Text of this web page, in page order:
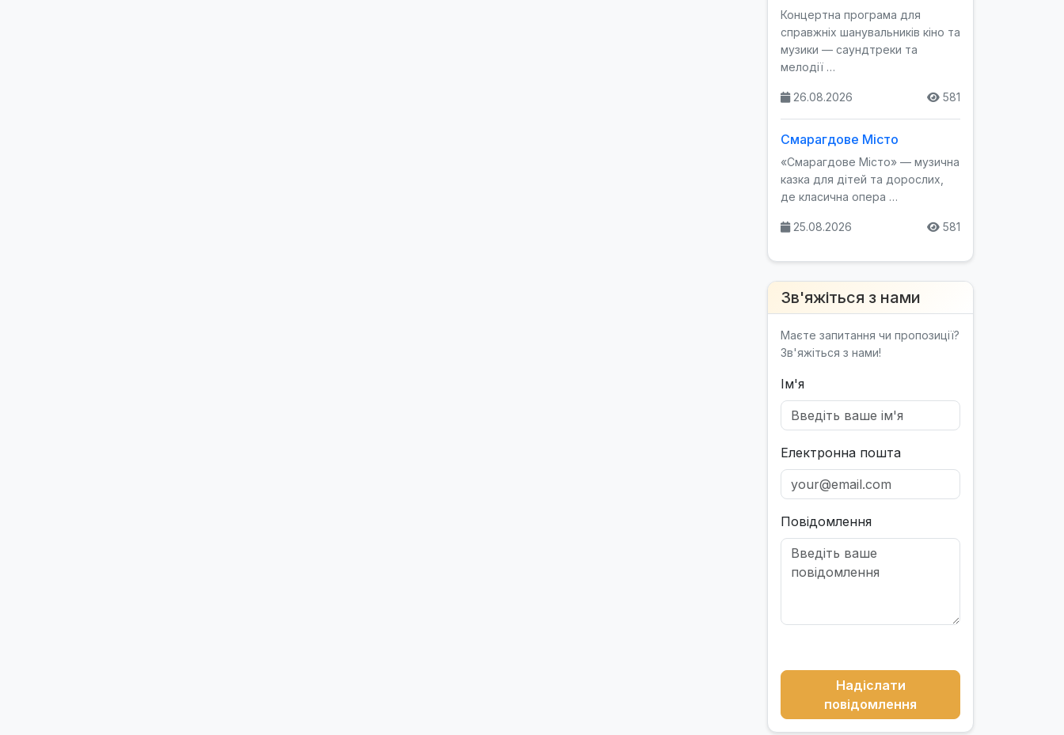
Концертна програма для
справжніх шанувальників кіно та
музики — саундтреки та
мелодії …
26.08.2026 581
Смарагдове Місто
«Смарагдове Місто» — музична
казка для дітей та дорослих,
де класична опера …
25.08.2026 581
Зв'яжіться з нами
Маєте запитання чи пропозиції?
Зв'яжіться з нами!
Ім'я
Електронна пошта
Повідомлення
Надіслати
повідомлення